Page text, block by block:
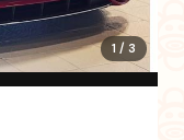
1 / 3